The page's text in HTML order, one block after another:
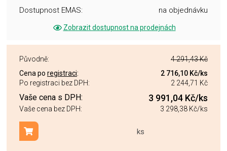
Dostupnost EMAS: na objednávku
Zobrazit dostupnost na prodejnách
Původně:
4 291,43 Kč
Cena po registraci: 2 716,10 Kč/ks
Po registraci bez DPH:
2 244,71 Kč
Vaše cena s DPH: 3 991,04 Kč/ks
Vaše cena bez DPH: 3 298,38 Kč/ks
ks
Přidat do košíku